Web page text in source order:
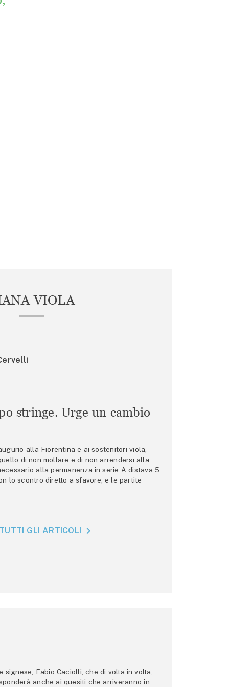
VIOLA
stringe. Urge un cambio
alla Fiorentina e ai sostenitori viola,
di non mollare e di non arrendersi alla
alla permanenza in serie A distava 5
lo scontro diretto a sfavore, e le partite
GLI ARTICOLI
Fabio Caciolli, che di volta in volta,
anche ai quesiti che arriveranno in